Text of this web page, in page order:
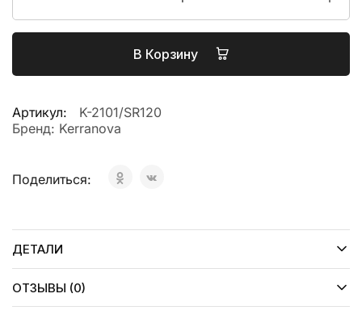
В Корзину
Артикул:
K-2101/SR120
Бренд: Kerranova
Поделиться:
ДЕТАЛИ
ОТЗЫВЫ (0)